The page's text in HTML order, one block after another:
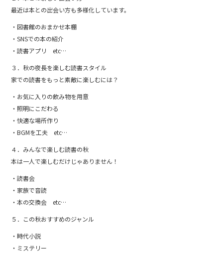
k
最近は本との出会い方も多様化しています。
・図書館のおまかせ本棚
・SNSでの本の紹介
・読書アプリ etc…
３．秋の夜長を楽しむ読書スタイル
家での読書をもっと素敵に楽しむには？
・お気に入りの飲み物を用意
・照明にこだわる
・快適な場所作り
・BGMを工夫 etc…
４．みんなで楽しむ読書の秋
本は一人で楽しむだけじゃありません！
・読書会
・家族で音読
・本の交換会 etc…
５．この秋おすすめのジャンル
・時代小説
・ミステリー